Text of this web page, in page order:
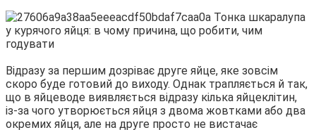
Відразу за першим дозріває друге яйце, яке зовсім
скоро буде готовий до виходу. Однак трапляється й так,
що в яйцеводе виявляється відразу кілька яйцеклітин,
із-за чого утворюється яйця з двома жовтками або два
окремих яйця, але на друге просто не вистачає